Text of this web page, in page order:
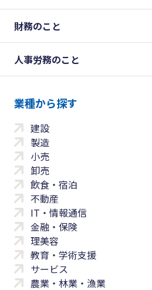
財務のこと
人事労務のこと
業種から探す
建設
製造
小売
卸売
飲食・宿泊
不動産
IT・情報通信
金融・保険
理美容
教育・学術支援
サービス
農業・林業・漁業